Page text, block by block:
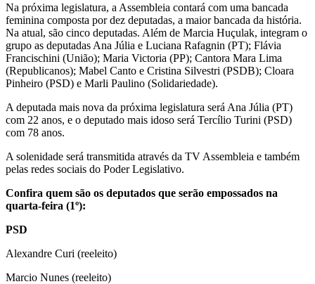
Na próxima legislatura, a Assembleia contará com uma bancada
feminina composta por dez deputadas, a maior bancada da história.
Na atual, são cinco deputadas. Além de Marcia Huçulak, integram o
grupo as deputadas Ana Júlia e Luciana Rafagnin (PT); Flávia
Francischini (União); Maria Victoria (PP); Cantora Mara Lima
(Republicanos); Mabel Canto e Cristina Silvestri (PSDB); Cloara
Pinheiro (PSD) e Marli Paulino (Solidariedade).
A deputada mais nova da próxima legislatura será Ana Júlia (PT)
com 22 anos, e o deputado mais idoso será Tercílio Turini (PSD)
com 78 anos.
A solenidade será transmitida através da TV Assembleia e também
pelas redes sociais do Poder Legislativo.
Confira quem são os deputados que serão empossados na
quarta-feira (1º):
PSD
Alexandre Curi (reeleito)
Marcio Nunes (reeleito)